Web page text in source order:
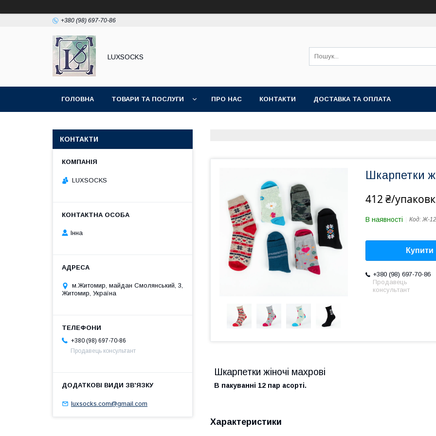
+380 (98) 697-70-86
LUXSOCKS
ГОЛОВНА ТОВАРИ ТА ПОСЛУГИ ПРО НАС КОНТАКТИ ДОСТАВКА ТА ОПЛАТА
Шкарпетки
412 ₴/
В наявності Код: Ж-
Купити
+380 (98) 697-70-86
Продавець
консультант
Шкарпетки жіночі махрові
В пакуванні 12 пар асорті.
Характеристики
КОНТАКТИ
LUXSOСKS
Інна
м.Житомир, майдан Смолянський, 3,
Житомир, Україна
+380 (98) 697-70-86
Продавець консультант
luxsocks.com@gmail.com